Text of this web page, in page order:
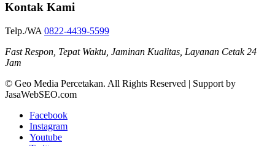
Kontak Kami
Telp./WA 0822-4439-5599
Fast Respon, Tepat Waktu, Jaminan Kualitas, Layanan Cetak 24
Jam
© Geo Media Percetakan. All Rights Reserved | Support by
JasaWebSEO.com
Facebook
Instagram
Youtube